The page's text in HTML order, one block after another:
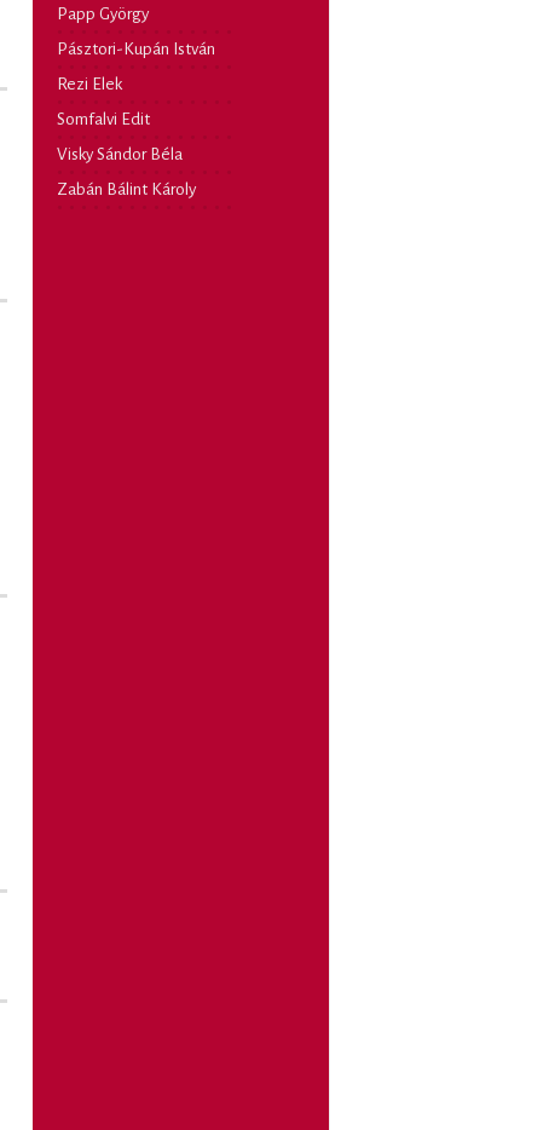
Papp György
Pásztori-Kupán István
Rezi Elek
Somfalvi Edit
Visky Sándor Béla
Zabán Bálint Károly